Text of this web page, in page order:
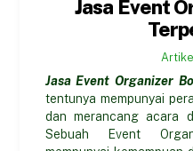
Jasa Event
Jasa Event Organizer
tentunya mempunyai
dan merancang acara
Sebuah Event